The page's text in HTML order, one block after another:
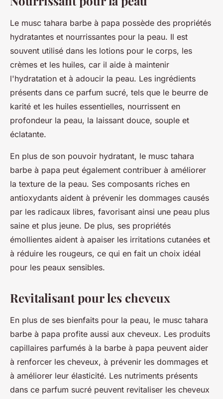
Le musc tahara barbe à papa possède des propriétés
hydratantes et nourrissantes pour la peau. Il est
souvent utilisé dans les lotions pour le corps, les
crèmes et les huiles, car il aide à maintenir
l'hydratation et à adoucir la peau. Les ingrédients
présents dans ce parfum sucré, tels que le beurre de
karité et les huiles essentielles, nourrissent en
profondeur la peau, la laissant douce, souple et
éclatante.
En plus de son pouvoir hydratant, le musc tahara
barbe à papa peut également contribuer à améliorer
la texture de la peau. Ses composants riches en
antioxydants aident à prévenir les dommages causés
par les radicaux libres, favorisant ainsi une peau plus
saine et plus jeune. De plus, ses propriétés
émollientes aident à apaiser les irritations cutanées et
à réduire les rougeurs, ce qui en fait un choix idéal
pour les peaux sensibles.
Revitalisant pour les cheveux
En plus de ses bienfaits pour la peau, le musc tahara
barbe à papa profite aussi aux cheveux. Les produits
capillaires parfumés à la barbe à papa peuvent aider
à renforcer les cheveux, à prévenir les dommages et
à améliorer leur élasticité. Les nutriments présents
dans ce parfum sucré peuvent revitaliser les cheveux